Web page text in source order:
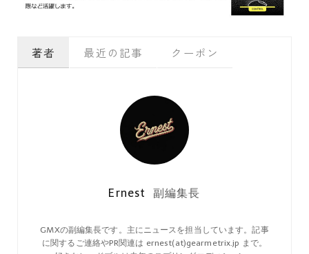
著者 最近の記事 クーポン
Ernest 副編集長
GMXの副編集長です。主にニュースを担当しています。記事
に関するご連絡やPR関連は ernest(at)gearmetrix.jp まで。